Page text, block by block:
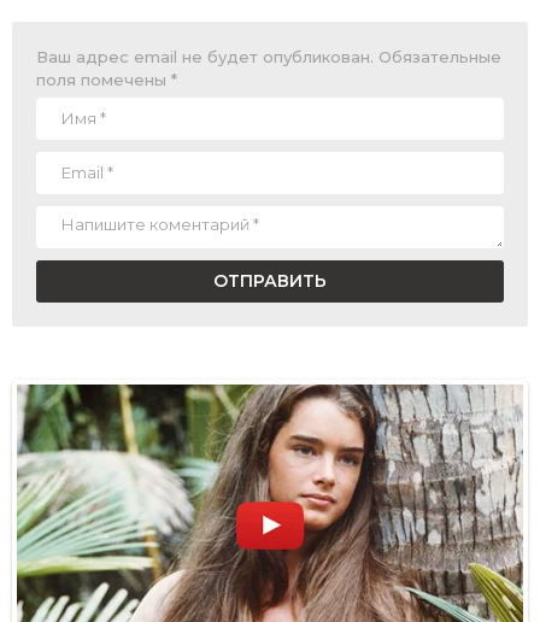
Ваш адрес email не будет опубликован. Обязательные
поля помечены *